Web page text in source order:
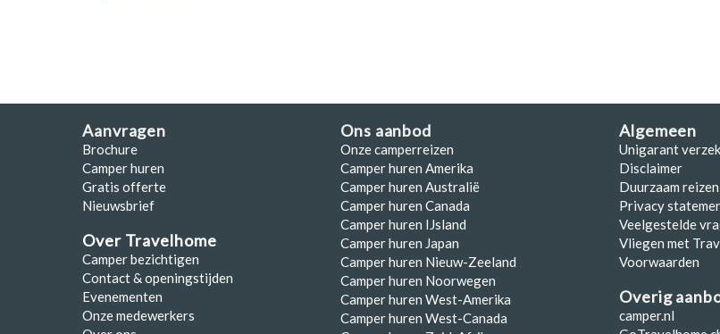
Aanvragen
Brochure
Camper huren
Gratis offerte
Nieuwsbrief
Over Travelhome
Camper bezichtigen
Contact & openingstijden
Evenementen
Onze medewerkers
Ons aanbod
Onze camperreizen
Camper huren Amerika
Camper huren Australië
Camper huren Canada
Camper huren IJsland
Camper huren Japan
Camper huren Nieuw-Zeeland
Camper huren Noorwegen
Camper huren West-Amerika
Camper huren West-Canada
Algemeen
Unigarant
Disclaimer
Duurzaam reizen
Privacy
Veelgestelde
Vliegen met
Voorwaarden
Overig
camper.nl